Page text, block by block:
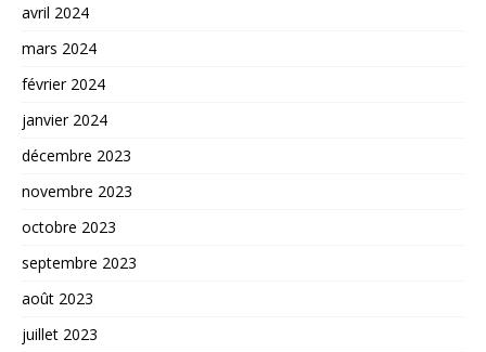
avril 2024
mars 2024
février 2024
janvier 2024
décembre 2023
novembre 2023
octobre 2023
septembre 2023
août 2023
juillet 2023